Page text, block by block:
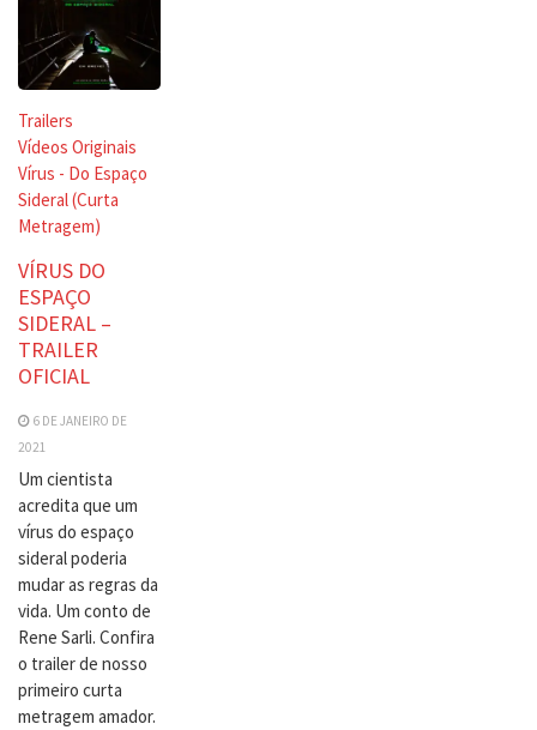
Trailers
Vídeos Originais
Vírus - Do Espaço
Sideral (Curta
Metragem)
VÍRUS DO
ESPAÇO
SIDERAL –
TRAILER
OFICIAL
6 DE JANEIRO DE
2021
Um cientista
acredita que um
vírus do espaço
sideral poderia
mudar as regras da
vida. Um conto de
Rene Sarli. Confira
o trailer de nosso
primeiro curta
metragem amador.